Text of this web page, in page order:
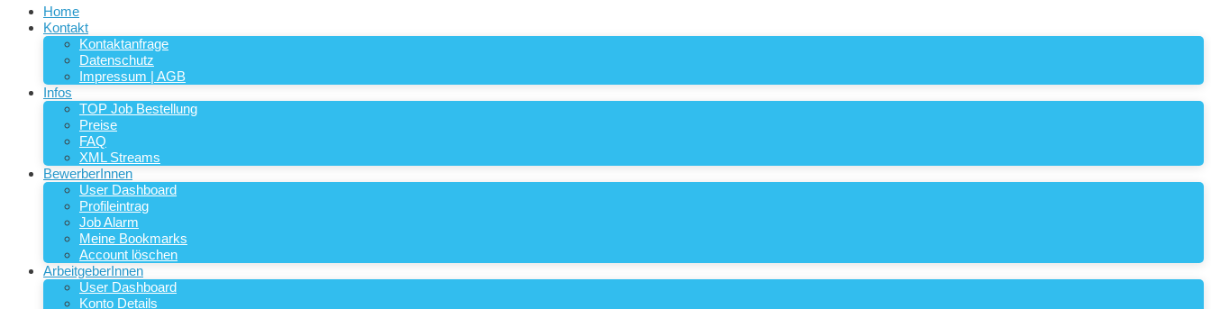
Home
Kontakt
Kontaktanfrage
Datenschutz
Impressum | AGB
Infos
TOP Job Bestellung
Preise
FAQ
XML Streams
BewerberInnen
User Dashboard
Profileintrag
Job Alarm
Meine Bookmarks
Account löschen
ArbeitgeberInnen
User Dashboard
Konto Details